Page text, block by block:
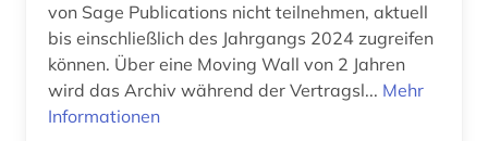
abtei cluny (1)
abwanderung (1)
abwasser (8)
Moldawien (17)
Monaco (3)
von Sage Publications nicht teilnehmen, aktuell
bis einschließlich des Jahrgangs 2024 zugreifen
können. Über eine Moving Wall von 2 Jahren
wird das Archiv während der Vertragsl... Mehr
Informationen